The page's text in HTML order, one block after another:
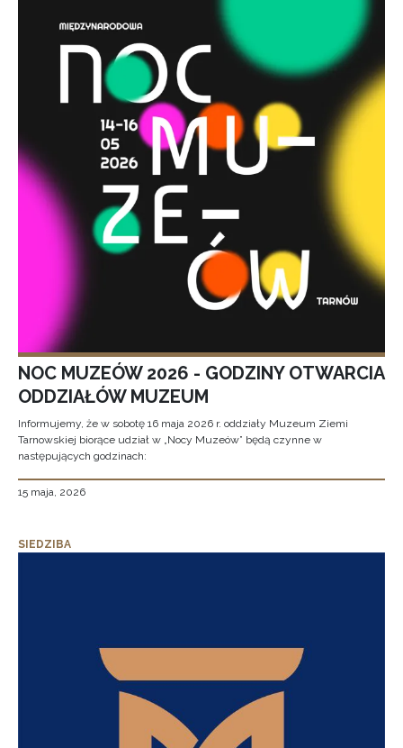
NOC MUZEÓW 2026 - GODZINY OTWARCIA
ODDZIAŁÓW MUZEUM
Informujemy, że w sobotę 16 maja 2026 r. oddziały Muzeum Ziemi
Tarnowskiej biorące udział w „Nocy Muzeów” będą czynne w
następujących godzinach:
15 maja, 2026
SIEDZIBA